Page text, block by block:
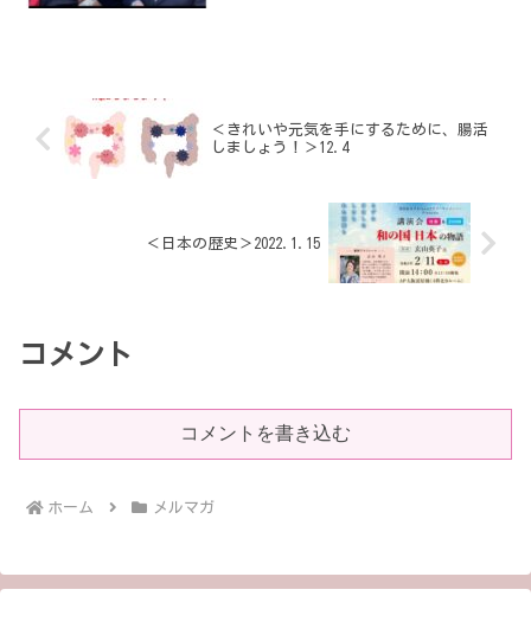
＜きれいや元気を手にするために、腸活
しましょう！＞12.4
＜日本の歴史＞2022.1.15
コメント
コメントを書き込む
ホーム メルマガ